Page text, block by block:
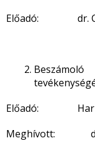
Előadó: dr.
Előadó:
Meghívott: dr.